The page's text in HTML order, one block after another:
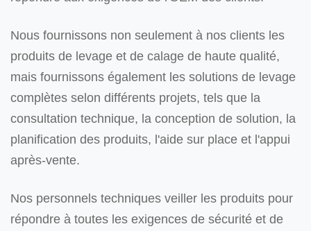
Nous fournissons non seulement à nos clients les
produits de levage et de calage de haute qualité,
mais fournissons également les solutions de levage
complètes selon différents projets, tels que la
consultation technique, la conception de solution, la
planification des produits, l'aide sur place et l'appui
après-vente.
Nos personnels techniques veiller les produits pour
répondre à toutes les exigences de sécurité et de